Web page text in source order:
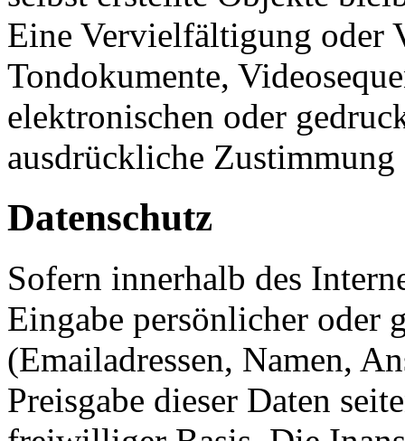
Eine Vervielfältigung oder
Tondokumente,
elektronischen oder
ausdrückliche
Datenschutz
Sofern innerhalb des
Eingabe persönlicher oder
(Emailadressen, Namen,
Preisgabe dieser Daten